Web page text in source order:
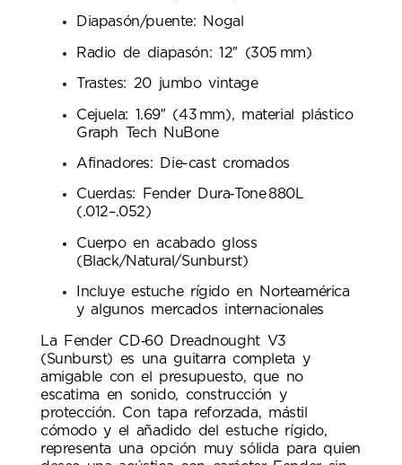
Diapasón/puente: Nogal
Radio de diapasón: 12″ (305 mm)
Trastes: 20 jumbo vintage
Cejuela: 1.69″ (43 mm), material plástico
Graph Tech NuBone
Afinadores: Die-cast cromados
Cuerdas: Fender Dura‑Tone 880L
(.012–.052)
Cuerpo en acabado gloss
(Black/Natural/Sunburst)
Incluye estuche rígido en Norteamérica
y algunos mercados internacionales
La Fender CD‑60 Dreadnought V3
(Sunburst) es una guitarra completa y
amigable con el presupuesto, que no
escatima en sonido, construcción y
protección. Con tapa reforzada, mástil
cómodo y el añadido del estuche rígido,
representa una opción muy sólida para quien